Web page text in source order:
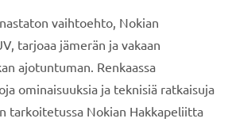
vaihtoehto, Nokian
tarjoaa jämerän ja vakaan
ajotuntuman. Renkaassa
ominaisuuksia ja teknisiä ratkaisuja
tarkoitetussa Nokian Hakkapeliitta